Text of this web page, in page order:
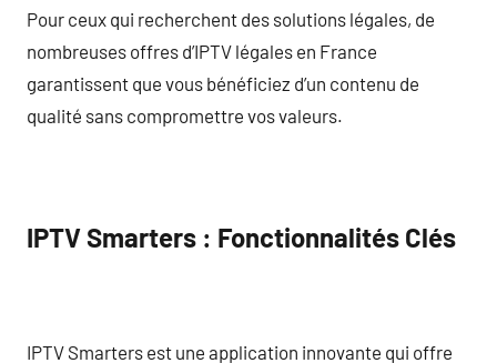
Pour ceux qui recherchent des solutions légales, de
nombreuses offres d’IPTV légales en France
garantissent que vous bénéficiez d’un contenu de
qualité sans compromettre vos valeurs.
IPTV Smarters : Fonctionnalités Clés
IPTV Smarters est une application innovante qui offre